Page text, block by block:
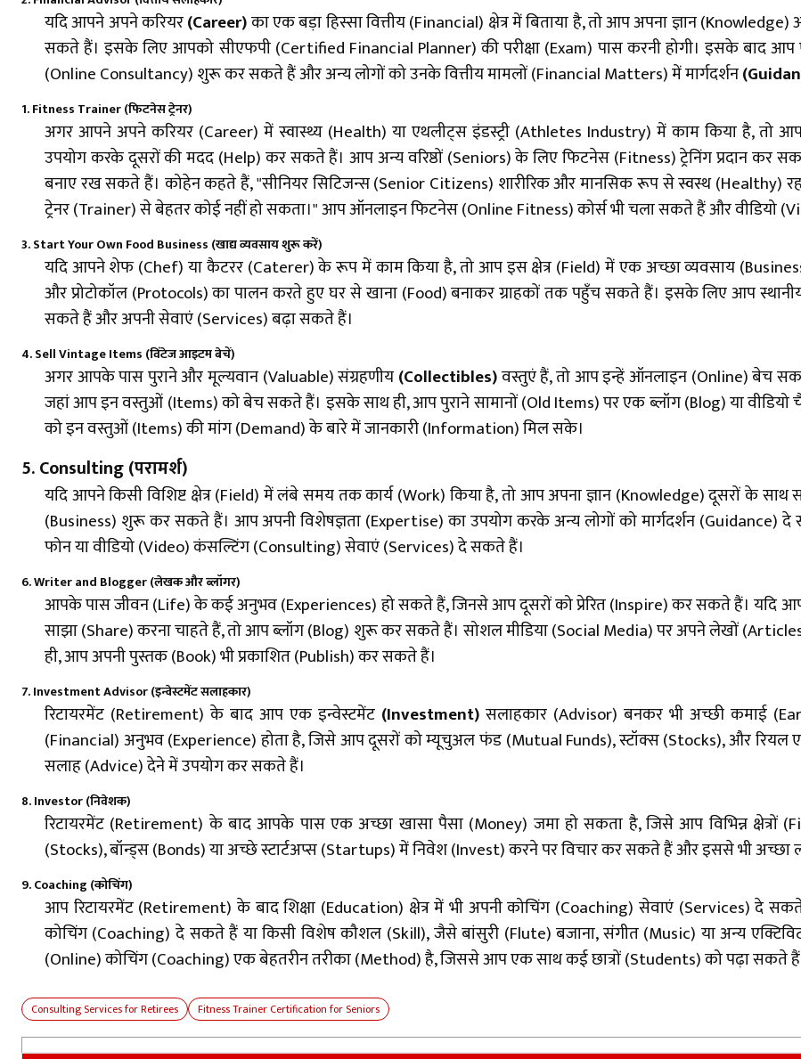
यदि आपने अपने करियर(Career)का एक बड़ा हिस्सा वित्तीय (Financial) क्षेत्र में बिताया है, तो आप अपना ज्ञान
सकते हैं। इसके लिए आपको सीएफपी (Certified Financial Planner) की परीक्षा (Exam) पास करनी होगी। इसके बाद
(Online Consultancy) शुरू कर सकते हैं और अन्य लोगों को उनके वित्तीय मामलों (Financial Matters) में मार्गदर्शन
1. Fitness Trainer (फिटनेस ट्रेनर)
अगर आपने अपने करियर (Career) में स्वास्थ्य (Health) या एथलीट्स इंडस्ट्री (Athletes Industry) में काम किया है, तो
उपयोग करके दूसरों की मदद (Help) कर सकते हैं। आप अन्य वरिष्ठों (Seniors) के लिए फिटनेस (Fitness) ट्रेनिंग प्रदान कर
बनाए रख सकते हैं। कोहेन कहते हैं, "सीनियर सिटिजन्स (Senior Citizens) शारीरिक और मानसिक रूप से स्वस्थ (Healthy)
ट्रेनर (Trainer) से बेहतर कोई नहीं हो सकता।" आप ऑनलाइन फिटनेस (Online Fitness) कोर्स भी चला सकते हैं और वीडियो
3. Start Your Own Food Business (खाद्य व्यवसाय शुरू करें)
यदि आपने शेफ (Chef) या कैटरर (Caterer) के रूप में काम किया है, तो आप इस क्षेत्र (Field) में एक अच्छा व्यवसाय
और प्रोटोकॉल (Protocols) का पालन करते हुए घर से खाना (Food) बनाकर ग्राहकों तक पहुँच सकते हैं। इसके लिए आप
सकते हैं और अपनी सेवाएं (Services) बढ़ा सकते हैं।
4. Sell Vintage Items (विंटेज आइटम बेचें)
अगर आपके पास पुराने और मूल्यवान (Valuable) संग्रहणीय(Collectibles)वस्तुएं हैं, तो आप इन्हें ऑनलाइन (Online) बेच
जहां आप इन वस्तुओं (Items) को बेच सकते हैं। इसके साथ ही, आप पुराने सामानों (Old Items) पर एक ब्लॉग (Blog) या
को इन वस्तुओं (Items) की मांग (Demand) के बारे में जानकारी (Information) मिल सके।
5. Consulting (परामर्श)
यदि आपने किसी विशिष्ट क्षेत्र (Field) में लंबे समय तक कार्य (Work) किया है, तो आप अपना ज्ञान (Knowledge) दूसरों के
(Business) शुरू कर सकते हैं। आप अपनी विशेषज्ञता (Expertise) का उपयोग करके अन्य लोगों को मार्गदर्शन
फोन या वीडियो (Video) कंसल्टिंग (Consulting) सेवाएं (Services) दे सकते हैं।
6. Writer and Blogger (लेखक और ब्लॉगर)
आपके पास जीवन (Life) के कई अनुभव (Experiences) हो सकते हैं, जिनसे आप दूसरों को प्रेरित (Inspire) कर सकते हैं। यदि
साझा (Share) करना चाहते हैं, तो आप ब्लॉग (Blog) शुरू कर सकते हैं। सोशल मीडिया (Social Media) पर अपने लेखों
ही, आप अपनी पुस्तक (Book) भी प्रकाशित (Publish) कर सकते हैं।
7.Investment Advisor(इन्वेस्टमेंट सलाहकार)
रिटायरमेंट (Retirement) के बाद आप एक इन्वेस्टमेंट (Investment)सलाहकार (Advisor) बनकर भी अच्छी कमाई
(Financial) अनुभव (Experience) होता है, जिसे आप दूसरों को म्यूचुअल फंड (Mutual Funds), स्टॉक्स (Stocks), और
सलाह (Advice) देने में उपयोग कर सकते हैं।
8. Investor (निवेशक)
रिटायरमेंट (Retirement) के बाद आपके पास एक अच्छा खासा पैसा (Money) जमा हो सकता है, जिसे आप विभिन्न
(Stocks), बॉन्ड्स (Bonds) या अच्छे स्टार्टअप्स (Startups) में निवेश (Invest) करने पर विचार कर सकते हैं और इससे भी अच्छा
9. Coaching (कोचिंग)
आप रिटायरमेंट(Retirement) के बाद शिक्षा (Education) क्षेत्र में भी अपनी कोचिंग (Coaching) सेवाएं (Services) दे
कोचिंग (Coaching) दे सकते हैं या किसी विशेष कौशल (Skill), जैसे बांसुरी (Flute) बजाना, संगीत (Music) या अन्य
(Online) कोचिंग (Coaching) एक बेहतरीन तरीका (Method) है, जिससे आप एक साथ कई छात्रों (Students) को पढ़ा सकते
Consulting Services for Retirees Fitness Trainer Certification for Seniors